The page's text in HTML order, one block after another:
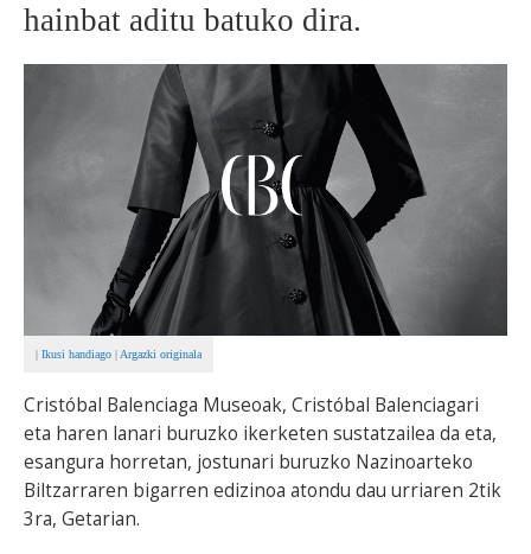
... AUKERA GEHIAGO
hainbat aditu batuko dira.
| Ikusi handiago |Argazki originala
Cristóbal Balenciaga Museoak, Cristóbal Balenciagari
eta haren lanari buruzko ikerketen sustatzailea da eta,
esangura horretan, jostunari buruzko Nazinoarteko
Biltzarraren bigarren edizinoa atondu dau urriaren 2tik
3ra, Getarian.